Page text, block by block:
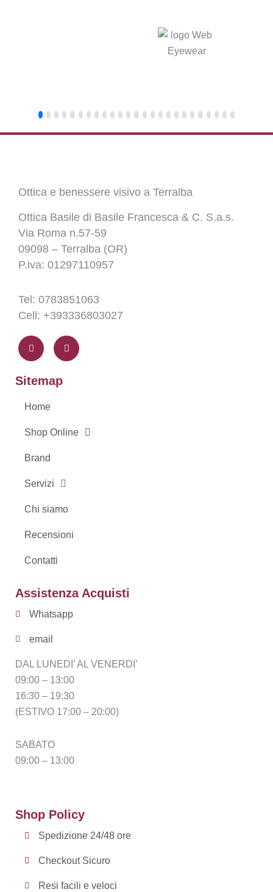
Ottica e benessere visivo a Terralba
Ottica Basile di Basile Francesca & C. S.a.s.
Via Roma n.57-59
09098 – Terralba (OR)
P.iva: 01297110957
Tel: 0783851063
Cell: +393336803027
a
c
e
b
o
-
f
n
s
t
a
Sitemap
Home
Shop Online
Brand
Servizi
Chi siamo
Recensioni
Contatti
Assistenza Acquisti
Whatsapp
email
DAL LUNEDI’ AL VENERDI’
09:00 – 13:00
16:30 – 19:30
(ESTIVO 17:00 – 20:00)
SABATO
09:00 – 13:00
Shop Policy
Spedizione 24/48 ore
Checkout Sicuro
Resi facili e veloci